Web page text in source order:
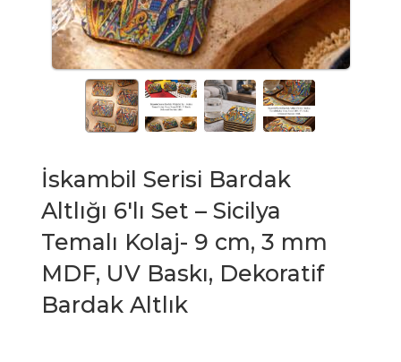
İskambil Serisi Bardak
Altlığı 6'lı Set – Sicilya
Temalı Kolaj- 9 cm, 3 mm
MDF, UV Baskı, Dekoratif
Bardak Altlık